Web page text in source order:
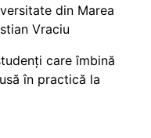
din Marea
Vraciu
care îmbină
în practică la